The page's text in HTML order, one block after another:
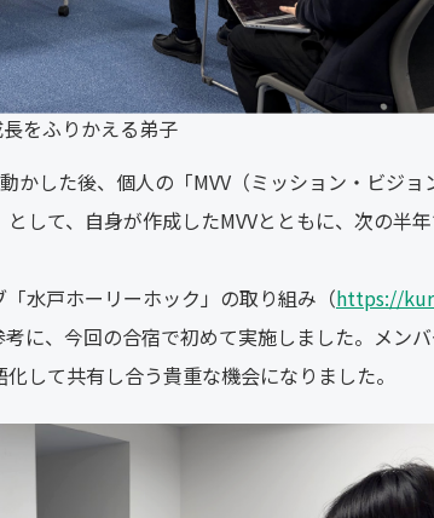
をふりかえる弟子
かした後、個人の「MVV（ミッション・ビジョ
して、自身が作成したMVVとともに、次の半
水戸ホーリーホック」の取り組み（https://
考に、今回の合宿で初めて実施しました。メン
して共有し合う貴重な機会になりました。